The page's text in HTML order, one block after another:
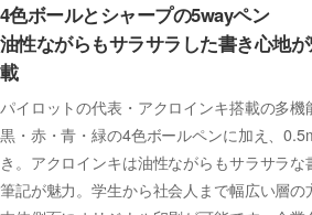
4色ボールとシャープの5wayペン
油性ながらもサラサラした書き心地
載
パイロットの代表・アクロインキ搭載の多
黒・赤・青・緑の4色ボールペンに加え、
き。アクロインキは油性ながらもサラサラ
筆記が魅力。学生から社会人まで幅広い層の